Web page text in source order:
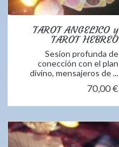
TAROT ANGELICO y
TAROT HEBREO
Sesion profunda de
conección con el plan
divino, mensajeros de ...
70,00 €